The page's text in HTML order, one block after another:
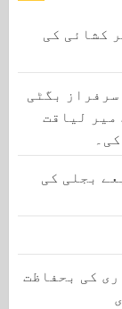
کشائی کی
بگٹی
لیاقت
بجلی کی
کی بحفاظت